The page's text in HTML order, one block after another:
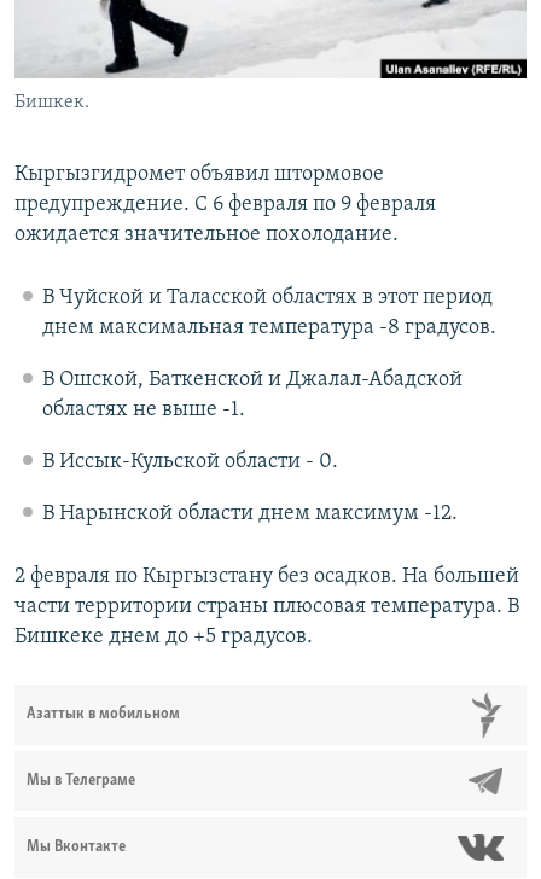
Бишкек.
Кыргызгидромет объявил штормовое
предупреждение. С 6 февраля по 9 февраля
ожидается значительное похолодание.
В Чуйской и Таласской областях в этот период
днем максимальная температура -8 градусов.
В Ошской, Баткенской и Джалал-Абадской
областях не выше -1.
В Иссык-Кульской области - 0.
В Нарынской области днем максимум -12.
2 февраля по Кыргызстану без осадков. На большей
части территории страны плюсовая температура. В
Бишкеке днем до +5 градусов.
Азаттык в мобильном
Мы в Телеграме
Мы Вконтакте